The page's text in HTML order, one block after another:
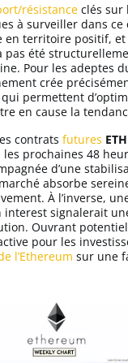
résistance clés sur
à surveiller dans ce
en territoire positif,
pas été
Pour les adeptes
crée
permettent
en cause la
contrats futures ETH
prochaines 48
d’une
absorbe
À l’inverse,
interest signalerait
Ouvrant
pour les
l’Ethereum sur une